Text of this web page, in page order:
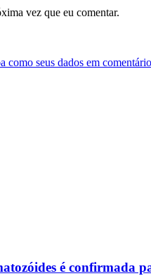
vez que eu comentar.
como seus dados em
é confirmada